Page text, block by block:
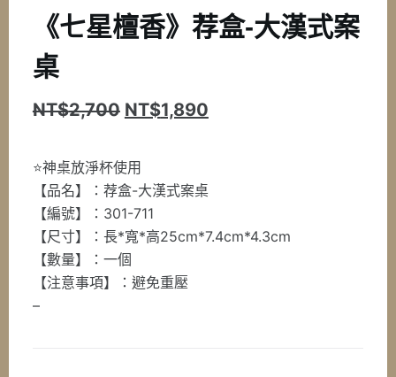
《七星檀香》荐盒-大漢式案
桌
NT$2,700 原
價
格：
NT$2,700。
NT$1,890目
格：
NT$1,890。
⭐️神桌放淨杯使用
【品名】：荐盒-大漢式案桌
【編號】：301-711
【尺寸】：長*寬*高25cm*7.4cm*4.3cm
【數量】：一個
【注意事項】：避免重壓
–